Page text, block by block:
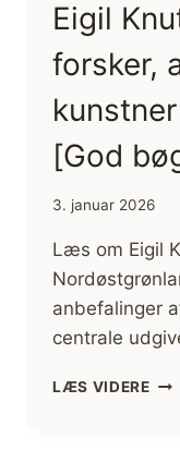
Eigil
forsker,
[God
3. januar 2026
Læs om Eigil
anbefalinger
centrale
LÆS VIDERE